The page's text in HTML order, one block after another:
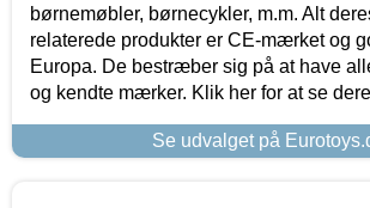
børnemøbler, børnecykler, m.m. Alt
relaterede produkter er CE-mærket og
Europa. De bestræber sig på at have
og kendte mærker. Klik her for at se
Se udvalget på